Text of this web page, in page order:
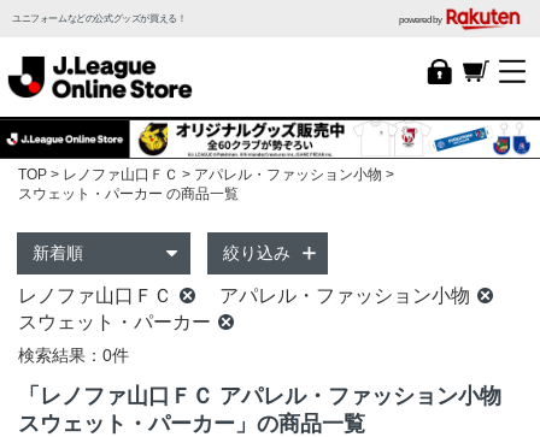
ユニフォームなどの公式グッズが買える！ powered by
TOP レノファ山口ＦＣ
アパレル・ファッション小物
スウェット・パーカー の商品一覧
絞り込み
レノファ山口ＦＣ
アパレル・ファッション小物
スウェット・パーカー
検索結果：0件
「レノファ山口ＦＣ アパレル・ファッション小物
スウェット・パーカー」の商品一覧